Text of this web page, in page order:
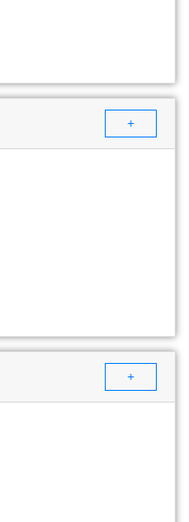
+
+